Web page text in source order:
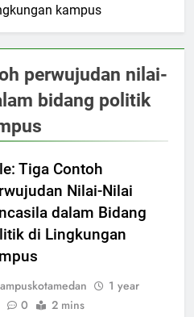
kampus
perwujudan nilai-
bidang politik
Tiga Contoh
Nilai-Nilai
dalam Bidang
di Lingkungan
1 year
0 2 mins